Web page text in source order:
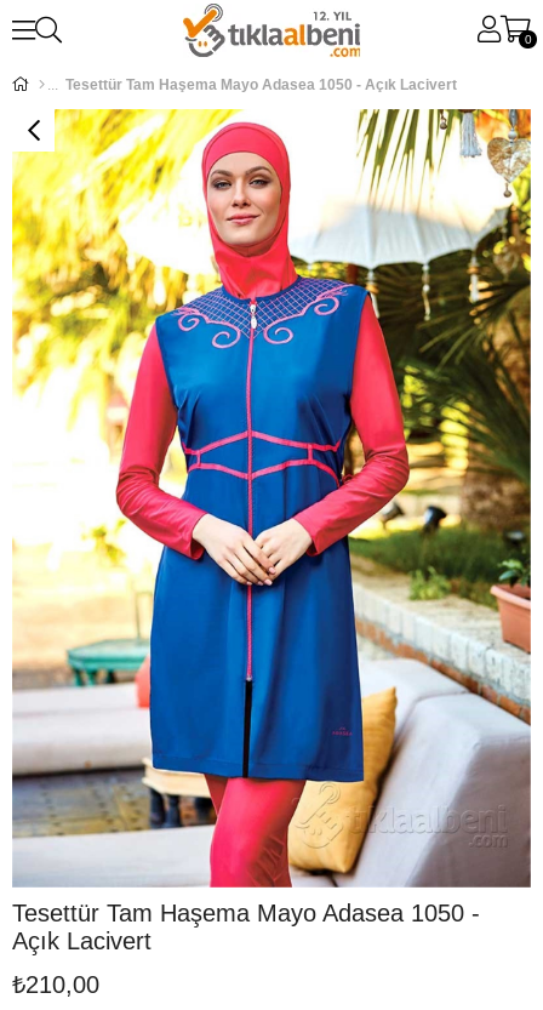
0
Tesettür Tam Haşema Mayo Adasea 1050 - Açık Lacivert
Tesettür Tam Haşema Mayo Adasea 1050 -
Açık Lacivert
₺210,00